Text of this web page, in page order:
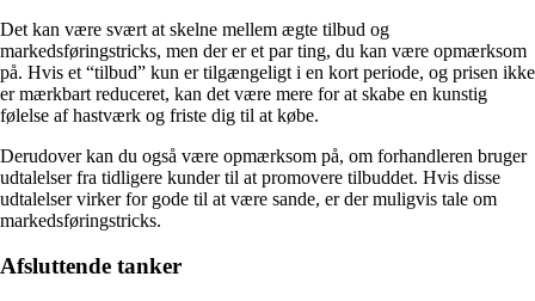
Det kan være svært at skelne mellem ægte tilbud og
markedsføringstricks, men der er et par ting, du kan være opmærksom
på. Hvis et “tilbud” kun er tilgængeligt i en kort periode, og prisen ikke
er mærkbart reduceret, kan det være mere for at skabe en kunstig
følelse af hastværk og friste dig til at købe.
Derudover kan du også være opmærksom på, om forhandleren bruger
udtalelser fra tidligere kunder til at promovere tilbuddet. Hvis disse
udtalelser virker for gode til at være sande, er der muligvis tale om
markedsføringstricks.
Afsluttende tanker